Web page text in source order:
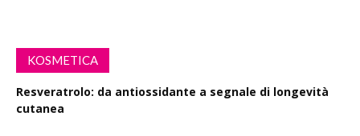
KOSMETICA
Resveratrolo: da antiossidante a segnale di longevità
cutanea